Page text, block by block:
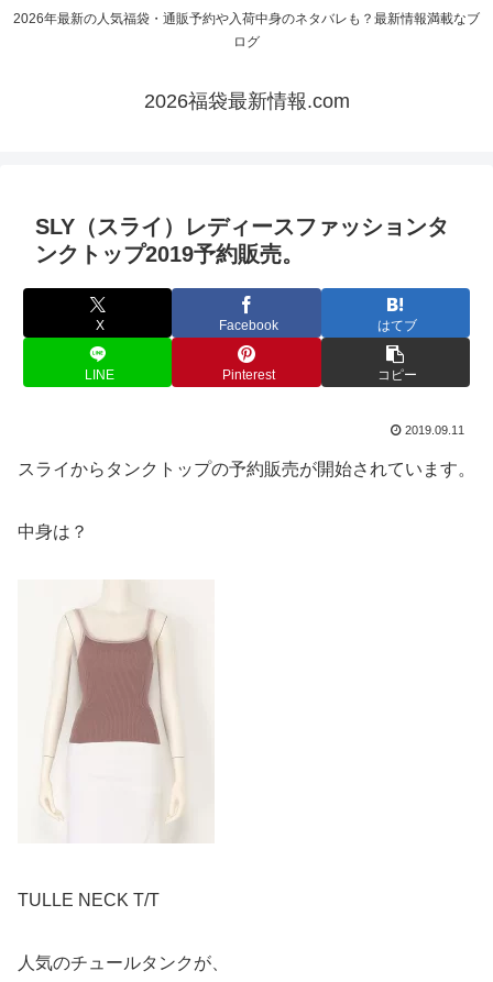
2026年最新の人気福袋・通販予約や入荷中身のネタバレも？最新情報満載なブ
ログ
2026福袋最新情報.com
SLY（スライ）レディースファッションタ
ンクトップ2019予約販売。
X Facebook はてブ
LINE Pinterest コピー
2019.09.11
スライからタンクトップの予約販売が開始されています。
中身は？
TULLE NECK T/T
人気のチュールタンクが、